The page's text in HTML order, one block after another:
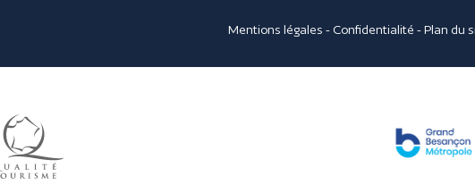
Mentions légales - Confidentialité -Plan du